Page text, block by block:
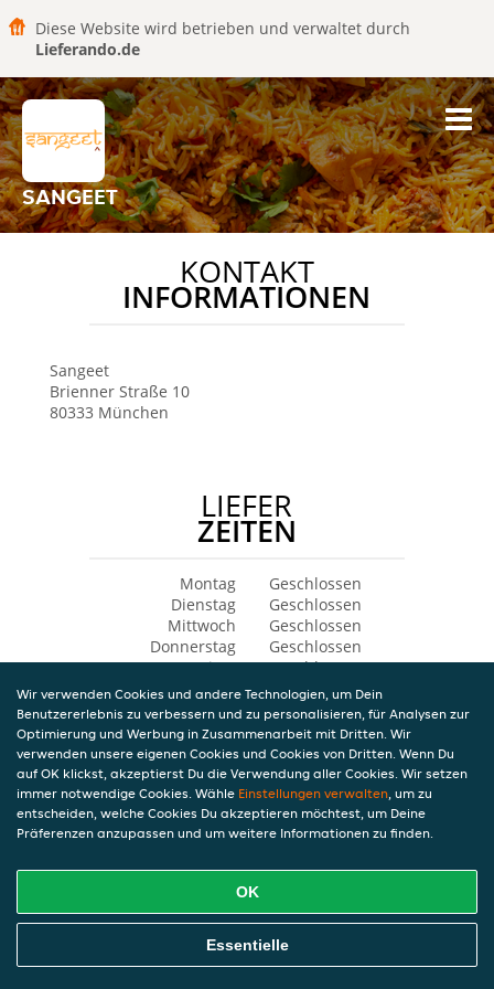
Diese Website wird betrieben und verwaltet durch
Lieferando.de
SANGEET
KONTAKT
INFORMATIONEN
Sangeet
Brienner Straße 10
80333 München
LIEFER
ZEITEN
Montag
Geschlossen
Dienstag
Geschlossen
Mittwoch
Geschlossen
Donnerstag
Geschlossen
Freitag
Geschlossen
Samstag
Geschlossen
Sonntag
Geschlossen
Wir verwenden Cookies und andere Technologien, um Dein
Benutzererlebnis zu verbessern und zu personalisieren, für Analysen zur
Optimierung und Werbung in Zusammenarbeit mit Dritten. Wir
verwenden unsere eigenen Cookies und Cookies von Dritten. Wenn Du
auf OK klickst, akzeptierst Du die Verwendung aller Cookies. Wir setzen
immer notwendige Cookies. Wähle Einstellungen verwalten, um zu
entscheiden, welche Cookies Du akzeptieren möchtest, um Deine
Präferenzen anzupassen und um weitere Informationen zu finden.
OK
Essentielle